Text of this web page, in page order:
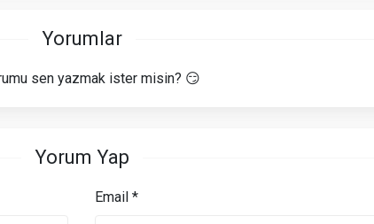
Yorumlar
sen yazmak ister misin? 😏
Yorum Yap
Email *